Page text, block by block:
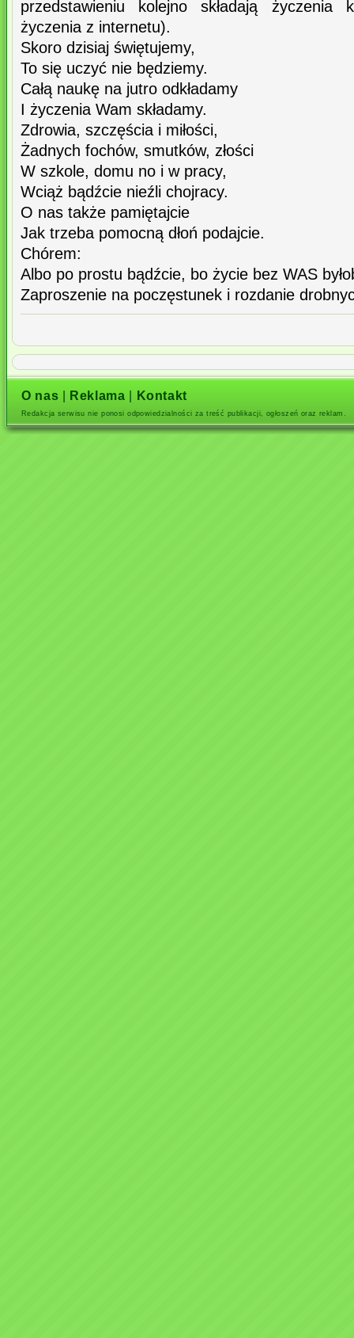
przedstawieniu kolejno składają życzenia
życzenia z internetu).
Skoro dzisiaj świętujemy,
To się uczyć nie będziemy.
Całą naukę na jutro odkładamy
I życzenia Wam składamy.
Zdrowia, szczęścia i miłości,
Żadnych fochów, smutków, złości
W szkole, domu no i w pracy,
Wciąż bądźcie nieźli chojracy.
O nas także pamiętajcie
Jak trzeba pomocną dłoń podajcie.
Chórem:
Albo po prostu bądźcie, bo życie bez WAS
Zaproszenie na poczęstunek i rozdanie
O nas Reklama Kontakt
Redakcja serwisu nie ponosi odpowiedzialności za treść publikacji, ogłoszeń oraz reklam.